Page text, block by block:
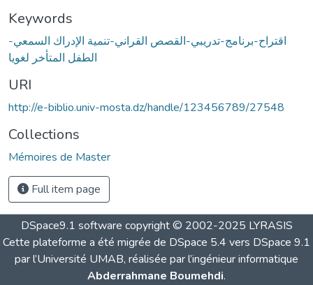
Keywords
اقتراح-برنامج-تدريبي-القصص القراني-تنمية الإدراك السمعي-
الطفل المتأخر لغويا
URI
http://e-biblio.univ-mosta.dz/handle/123456789/27548
Collections
Mémoires de Master
Full item page
DSpace9.1 software copyright © 2002-2025 LYRASIS
Cette plateforme a été migrée de DSpace 5.4 vers DSpace 9.1
par l’Université UMAB, réalisée par l’ingénieur informatique
Abderrahmane Boumehdi.